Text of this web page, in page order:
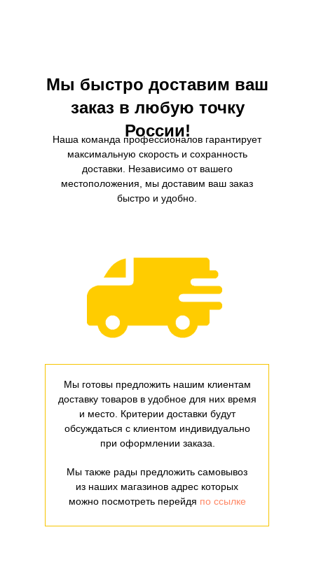
Мы быстро доставим ваш
заказ в любую точку
России!
Мы готовы предложить нашим клиентам
доставку товаров в удобное для них время
и место. Критерии доставки будут
обсуждаться с клиентом индивидуально
при оформлении заказа.
Мы также рады предложить самовывоз
из наших магазинов адрес которых
можно посмотреть перейдя по ссылке
Наша команда профессионалов гарантирует
максимальную скорость и сохранность
доставки. Независимо от вашего
местоположения, мы доставим ваш заказ
быстро и удобно.